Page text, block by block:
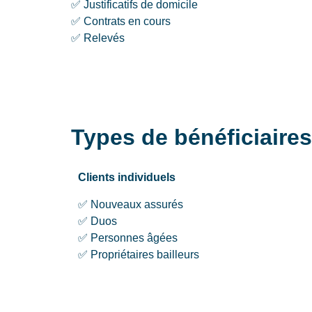
✅ Justificatifs de domicile
✅ Contrats en cours
✅ Relevés
Types de
Clients individuels
✅ Nouveaux assurés
✅ Duos
✅ Personnes âgées
✅ Propriétaires bailleurs